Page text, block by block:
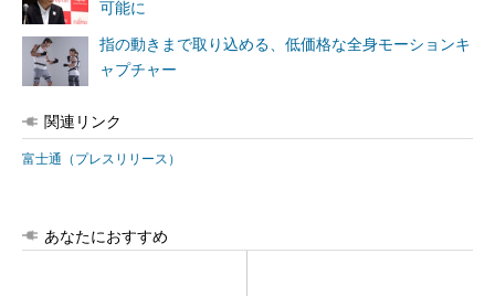
可能に
指の動きまで取り込める、低価格な全身モーションキ
ャプチャー
関連リンク
富士通（プレスリリース）
あなたにおすすめ